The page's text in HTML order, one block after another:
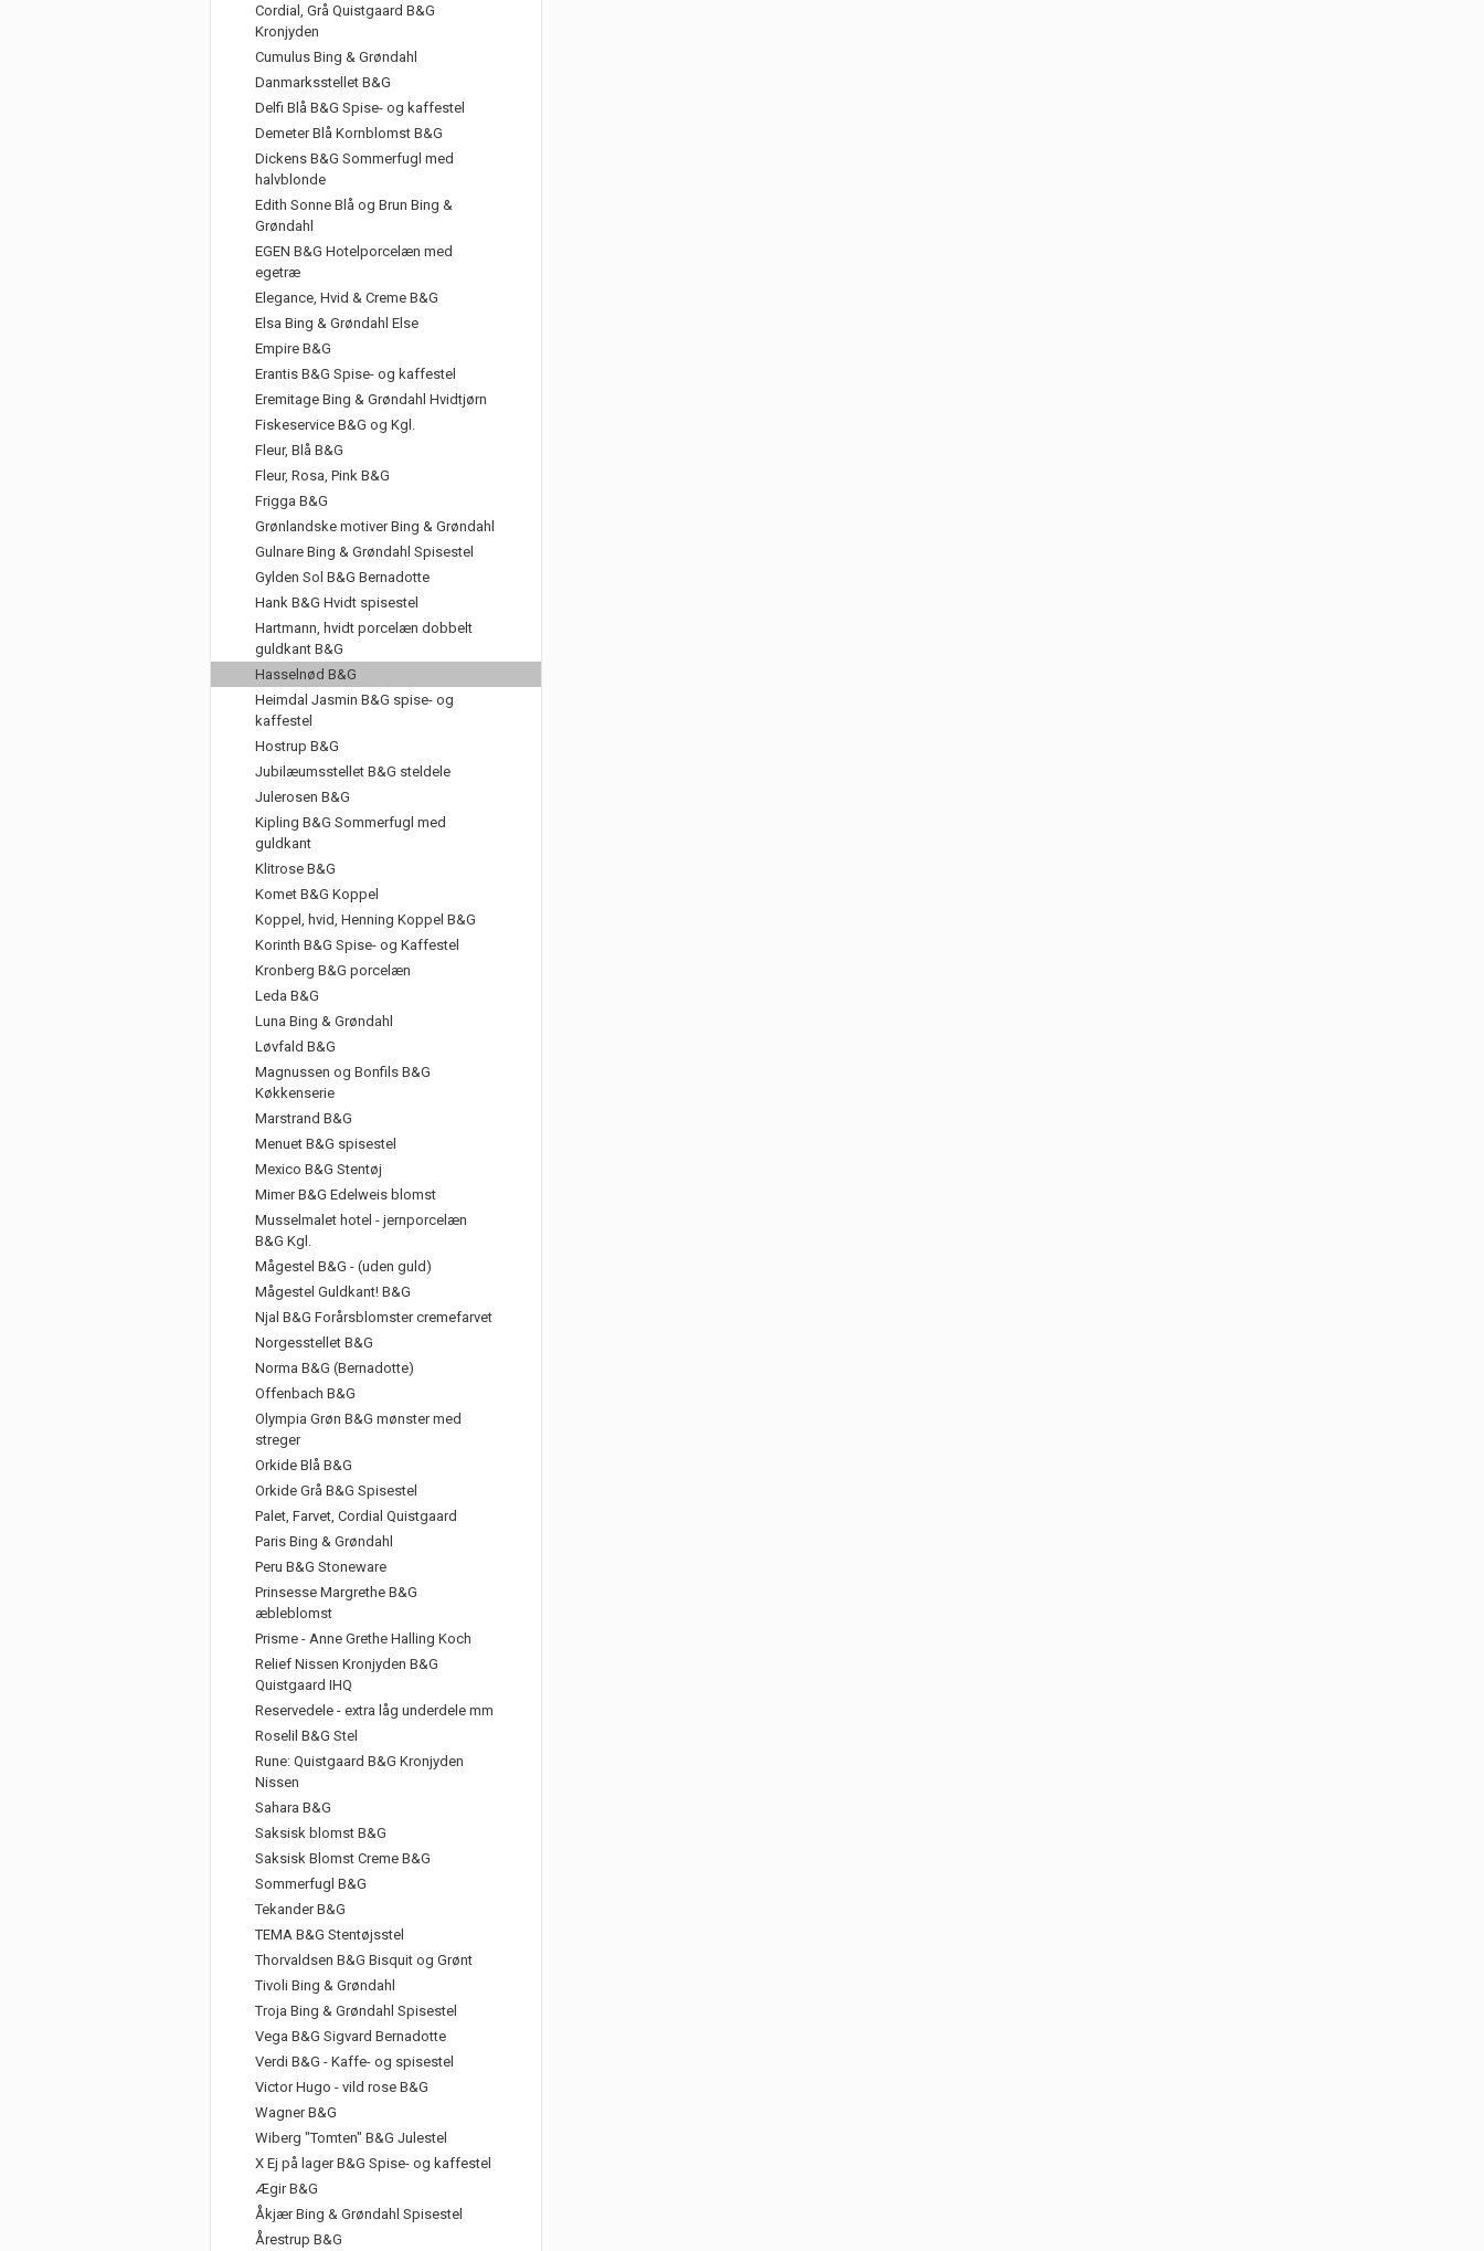
Cordial, Grå Quistgaard B&G
Kronjyden
Cumulus Bing & Grøndahl
Danmarksstellet B&G
Delfi Blå B&G Spise- og kaffestel
Demeter Blå Kornblomst B&G
Dickens B&G Sommerfugl med
halvblonde
Edith Sonne Blå og Brun Bing &
Grøndahl
EGEN B&G Hotelporcelæn med
egetræ
Elegance, Hvid & Creme B&G
Elsa Bing & Grøndahl Else
Empire B&G
Erantis B&G Spise- og kaffestel
Eremitage Bing & Grøndahl Hvidtjørn
Fiskeservice B&G og Kgl.
Fleur, Blå B&G
Fleur, Rosa, Pink B&G
Frigga B&G
Grønlandske motiver Bing & Grøndahl
Gulnare Bing & Grøndahl Spisestel
Gylden Sol B&G Bernadotte
Hank B&G Hvidt spisestel
Hartmann, hvidt porcelæn dobbelt
guldkant B&G
Hasselnød B&G
Heimdal Jasmin B&G spise- og
kaffestel
Hostrup B&G
Jubilæumsstellet B&G steldele
Julerosen B&G
Kipling B&G Sommerfugl med
guldkant
Klitrose B&G
Komet B&G Koppel
Koppel, hvid, Henning Koppel B&G
Korinth B&G Spise- og Kaffestel
Kronberg B&G porcelæn
Leda B&G
Luna Bing & Grøndahl
Løvfald B&G
Magnussen og Bonfils B&G
Køkkenserie
Marstrand B&G
Menuet B&G spisestel
Mexico B&G Stentøj
Mimer B&G Edelweis blomst
Musselmalet hotel - jernporcelæn
B&G Kgl.
Mågestel B&G - (uden guld)
Mågestel Guldkant! B&G
Njal B&G Forårsblomster cremefarvet
Norgesstellet B&G
Norma B&G (Bernadotte)
Offenbach B&G
Olympia Grøn B&G mønster med
streger
Orkide Blå B&G
Orkide Grå B&G Spisestel
Palet, Farvet, Cordial Quistgaard
Paris Bing & Grøndahl
Peru B&G Stoneware
Prinsesse Margrethe B&G
æbleblomst
Prisme - Anne Grethe Halling Koch
Relief Nissen Kronjyden B&G
Quistgaard IHQ
Reservedele - extra låg underdele mm
Roselil B&G Stel
Rune: Quistgaard B&G Kronjyden
Nissen
Sahara B&G
Saksisk blomst B&G
Saksisk Blomst Creme B&G
Sommerfugl B&G
Tekander B&G
TEMA B&G Stentøjsstel
Thorvaldsen B&G Bisquit og Grønt
Tivoli Bing & Grøndahl
Troja Bing & Grøndahl Spisestel
Vega B&G Sigvard Bernadotte
Verdi B&G - Kaffe- og spisestel
Victor Hugo - vild rose B&G
Wagner B&G
Wiberg "Tomten" B&G Julestel
X Ej på lager B&G Spise- og kaffestel
Ægir B&G
Åkjær Bing & Grøndahl Spisestel
Årestrup B&G